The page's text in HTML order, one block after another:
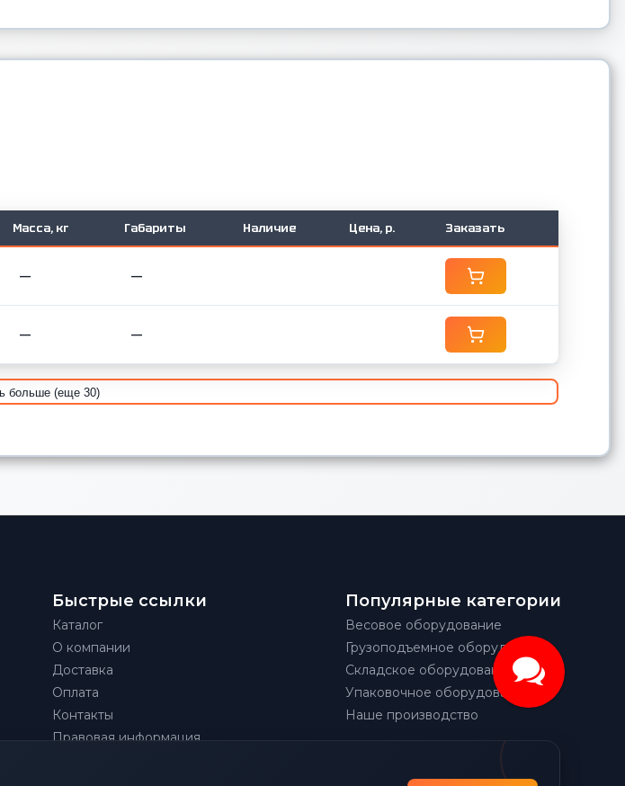
Масса, кг Габариты Наличие Цена, р. Заказать
— —
— —
больше (еще 30)
Быстрые ссылки
Каталог
О компании
Доставка
Оплата
Контакты
Правовая информация
Популярные категории
Весовое оборудование
Грузоподъемное оборудование
Складское оборудование
Упаковочное оборудование
Наше производство